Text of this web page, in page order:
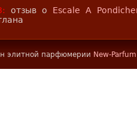
отзыв о Escale A
элитной парфюмерии New-